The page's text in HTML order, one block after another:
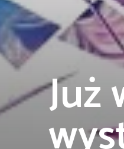
Już